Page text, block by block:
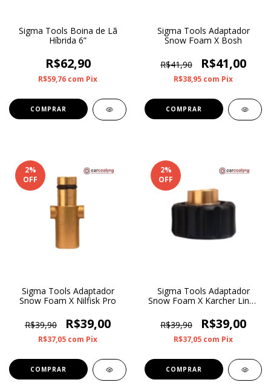
Sigma Tools Boina de Lã
Híbrida 6”
R$62,90
R$59,76 com Pix
Sigma Tools Adaptador
Snow Foam X Bosh
R$41,90 R$41,00
R$38,95 com Pix
2%
OFF
Sigma Tools Adaptador
Snow Foam X Nilfisk Pro
R$39,90 R$39,00
R$37,05 com Pix
2%
OFF
Sigma Tools Adaptador
Snow Foam X Karcher Linha
R$39,90
R$39,00
R$37,05 com Pix